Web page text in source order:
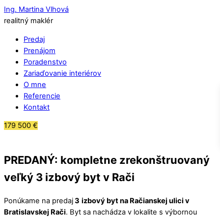
Ing. Martina Vlhová
realitný maklér
Predaj
Prenájom
Poradenstvo
Zariaďovanie interiérov
O mne
Referencie
Kontakt
179 500 €
PREDANÝ: kompletne zrekonštruovaný
veľký 3 izbový byt v Rači
Ponúkame na predaj3 izbový byt na Račianskej ulici v
Bratislavskej Rači. Byt sa nachádza v lokalite s výbornou